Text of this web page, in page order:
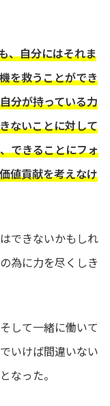
、自分にはそれま
を救うことができ
分が持っている力
ないことに対して
できることにフォ
値貢献を考えなけ
できないかもしれ
為に力を尽くしき
して一緒に働いて
いけば間違いない
なった。